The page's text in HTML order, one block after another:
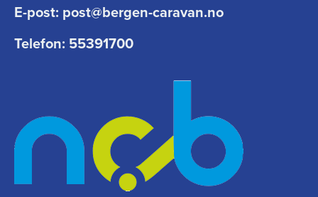
E-post: post@bergen-caravan.no
Telefon: 55391700